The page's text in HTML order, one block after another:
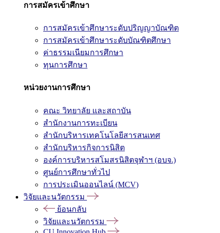
การสมัครเข้าศึกษา
การสมัครเข้าศึกษาระดับปริญญาบัณฑิต
การสมัครเข้าศึกษาระดับบัณฑิตศึกษา
ค่าธรรมเนียมการศึกษา
ทุนการศึกษา
หน่วยงานการศึกษา
คณะ วิทยาลัย และสถาบัน
สำนักงานการทะเบียน
สำนักบริหารเทคโนโลยีสารสนเทศ
สำนักบริหารกิจการนิสิต
องค์การบริหารสโมสรนิสิตจุฬาฯ (อบจ.)
ศูนย์การศึกษาทั่วไป
การประเมินออนไลน์ (MCV)
วิจัยและนวัตกรรม
ย้อนกลับ
วิจัยและนวัตกรรม